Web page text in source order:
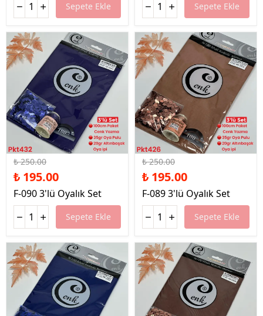
Sepete Ekle Sepete Ekle
%22 İndirim
₺ 250.00
₺ 195.00
F-090 3'lü Oyalık Set
Sepete Ekle
%22 İndirim
₺ 250.00
₺ 195.00
F-089 3'lü Oyalık Set
Sepete Ekle